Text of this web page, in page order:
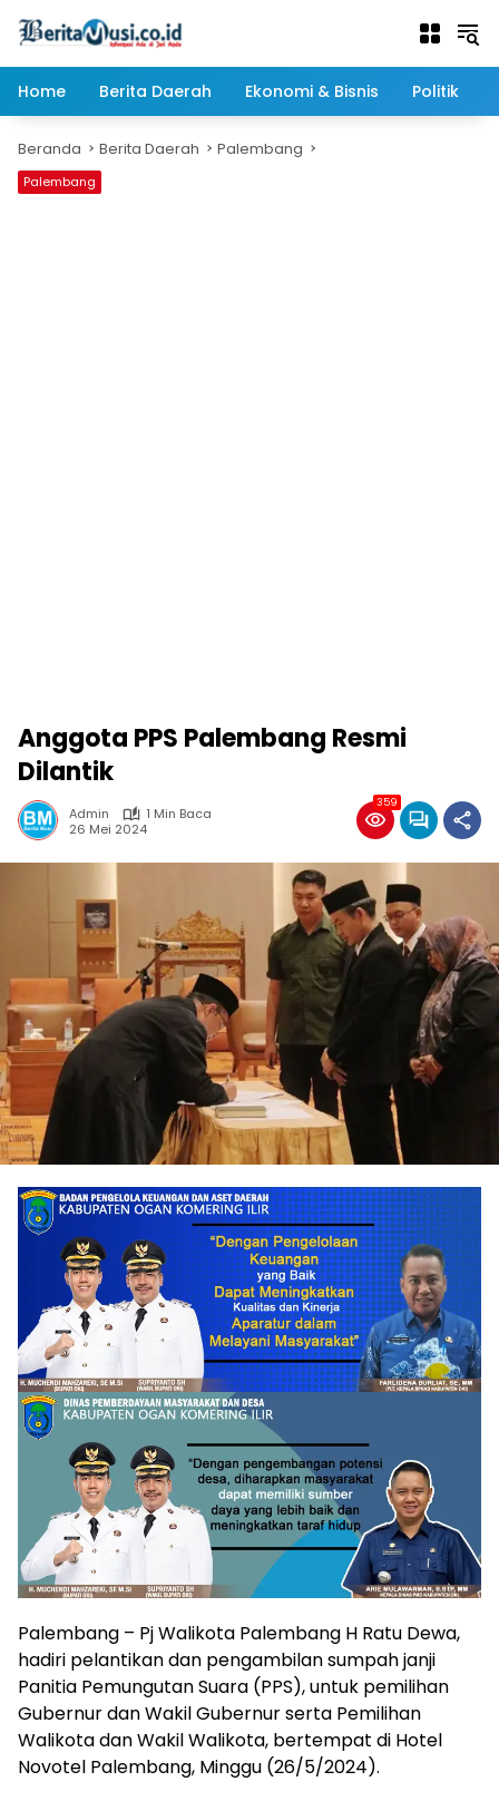
Home
Berita Daerah Ekonomi & Bisnis Politik
Beranda Berita Daerah Palembang
Palembang
Anggota PPS Palembang Resmi
Dilantik
Admin
1 Min Baca
26 Mei 2024
359
Palembang – Pj Walikota Palembang H Ratu Dewa,
hadiri pelantikan dan pengambilan sumpah janji
Panitia Pemungutan Suara (PPS), untuk pemilihan
Gubernur dan Wakil Gubernur serta Pemilihan
Walikota dan Wakil Walikota, bertempat di Hotel
Novotel Palembang, Minggu (26/5/2024).